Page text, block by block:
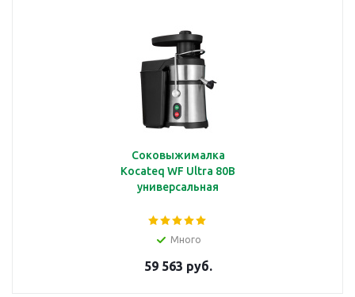
Соковыжималка
Kocateq WF Ultra 80B
универсальная
Много
59 563 руб.